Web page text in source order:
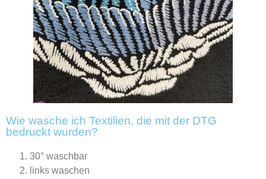
Wie wasche ich Textilien, die mit der DTG
bedruckt wurden?
30° waschbar
links waschen